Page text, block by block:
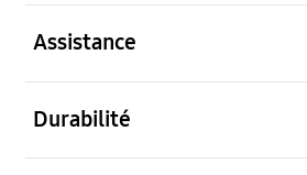
Assistance
Durabilité